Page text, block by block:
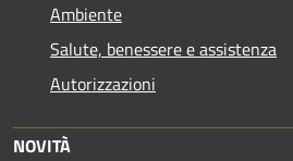
Ambiente
Salute, benessere e assistenza
Autorizzazioni
NOVITÀ